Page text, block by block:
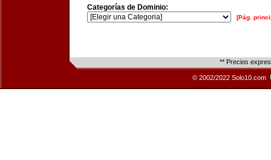
Categorías de Dominio:
[Pág.
** Precios
© 2002/2022 Solo10.com